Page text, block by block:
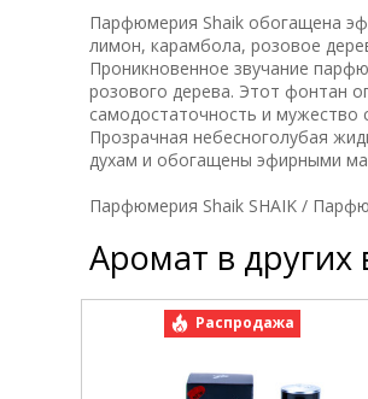
Парфюмерия Shaik обогащена
лимон, карамбола, розовое
Проникновенное звучание
розового дерева. Этот фонтан
самодостаточность и мужество
Прозрачная небесноголубая
духам и обогащены эфирными
Парфюмерия Shaik SHAIK /
Аромат в других
Распродажа